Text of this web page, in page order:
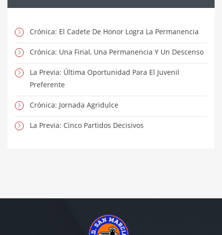
Crónica: El Cadete De Honor Logra La Permanencia
Crónica: Una Final, Una Permanencia Y Un Descenso
La Previa: Última Oportunidad Para El Juvenil
Preferente
Crónica: Jornada Agridulce
La Previa: Cinco Partidos Decisivos